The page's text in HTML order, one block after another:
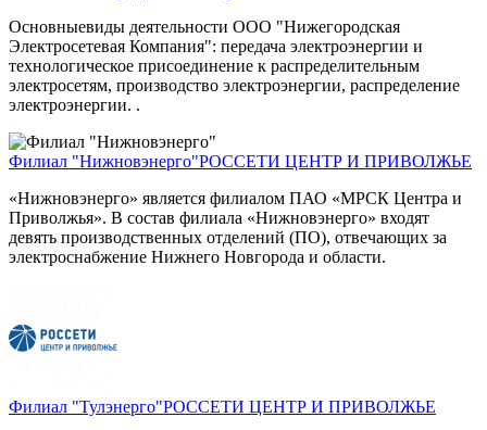
Основныевиды деятельности ООО "Нижегородская
Электросетевая Компания": передача электроэнергии и
технологическое присоединение к распределительным
электросетям, производство электроэнергии, распределение
электроэнергии. .
Филиал "Нижновэнерго"РОССЕТИ ЦЕНТР И ПРИВОЛЖЬЕ
«Нижновэнерго» является филиалом ПАО «МРСК Центра и
Приволжья». В состав филиала «Нижновэнерго» входят
девять производственных отделений (ПО), отвечающих за
электроснабжение Нижнего Новгорода и области.
Филиал "Тулэнерго"РОССЕТИ ЦЕНТР И ПРИВОЛЖЬЕ